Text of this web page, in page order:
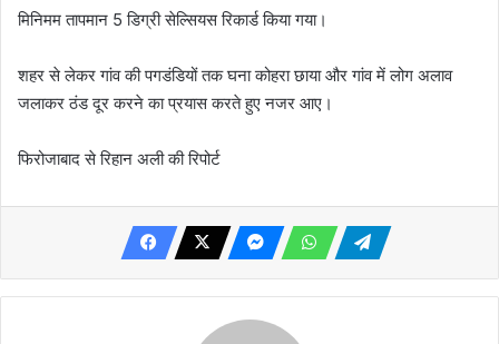
मिनिमम तापमान 5 डिग्री सेल्सियस रिकार्ड किया गया।
शहर से लेकर गांव की पगडंडियों तक घना कोहरा छाया और गांव में लोग अलाव
जलाकर ठंड दूर करने का प्रयास करते हुए नजर आए।
फिरोजाबाद से रिहान अली की रिपोर्ट